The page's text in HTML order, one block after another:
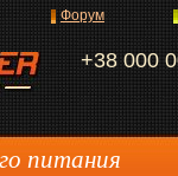
+38 000
Форум
питания